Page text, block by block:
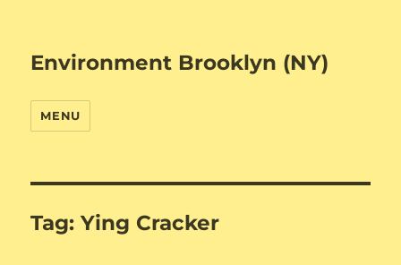
Environment Brooklyn (NY)
MENU
Tag:Ying Cracker